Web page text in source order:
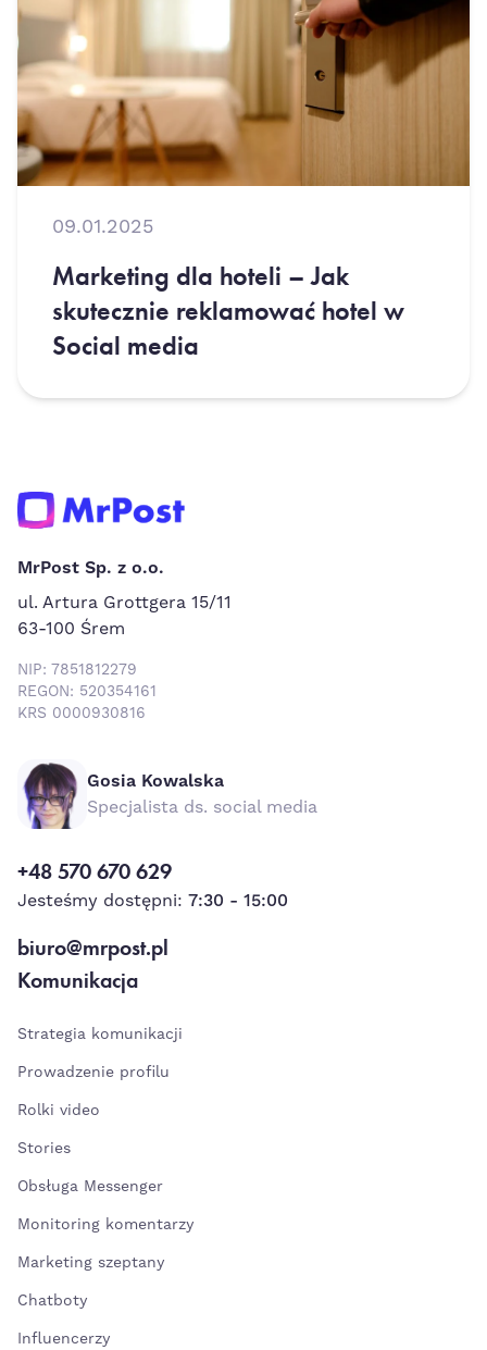
09.01.2025
Marketing dla hoteli – Jak
skutecznie reklamować hotel w
Social media
MrPost Sp. z o.o.
ul. Artura Grottgera 15/11
63-100 Śrem
NIP: 7851812279
REGON: 520354161
KRS 0000930816
Gosia Kowalska
Specjalista ds. social media
+48 570 670 629
Jesteśmy dostępni: 7:30 - 15:00
biuro@mrpost.pl
Komunikacja
Strategia komunikacji
Prowadzenie profilu
Rolki video
Stories
Obsługa Messenger
Monitoring komentarzy
Marketing szeptany
Chatboty
Influencerzy